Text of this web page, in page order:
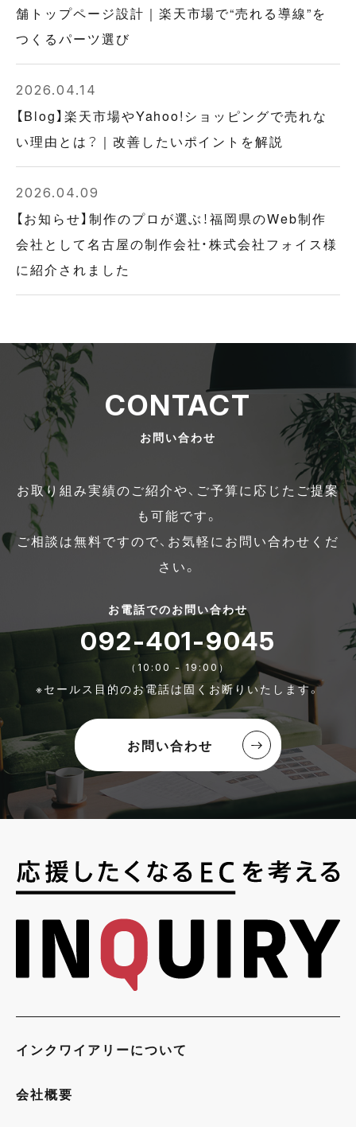
舗トップページ設計｜楽天市場で“売れる導線”を
つくるパーツ選び
2026.04.14
【Blog】楽天市場やYahoo!ショッピングで売れな
い理由とは？｜改善したいポイントを解説
2026.04.09
【お知らせ】制作のプロが選ぶ！福岡県のWeb制作
会社として名古屋の制作会社・株式会社フォイス様
に紹介されました
CONTACT
お問い合わせ
お取り組み実績のご紹介や、ご予算に応じたご提案
も可能です。
ご相談は無料ですので、お気軽にお問い合わせくだ
さい。
お電話でのお問い合わせ
092-401-9045
（10:00 - 19:00）
※セールス目的のお電話は固くお断りいたします。
お問い合わせ
インクワイアリーについて
会社概要